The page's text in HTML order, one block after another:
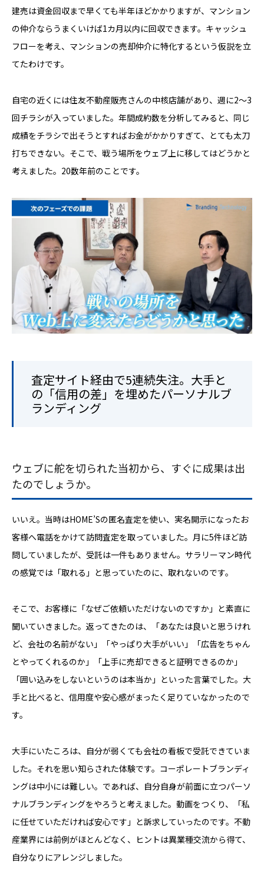
建売は資金回収まで早くても半年ほどかかりますが、マンション
の仲介ならうまくいけば1カ月以内に回収できます。キャッシュ
フローを考え、マンションの売却仲介に特化するという仮説を立
てたわけです。
自宅の近くには住友不動産販売さんの中核店舗があり、週に2〜3
回チラシが入っていました。年間成約数を分析してみると、同じ
成績をチラシで出そうとすればお金がかかりすぎて、とても太刀
打ちできない。そこで、戦う場所をウェブ上に移してはどうかと
考えました。20数年前のことです。
査定サイト経由で5連続失注。大手と
の「信用の差」を埋めたパーソナルブ
ランディング
ウェブに舵を切られた当初から、すぐに成果は出
たのでしょうか。
いいえ。当時はHOME’Sの匿名査定を使い、実名開示になったお
客様へ電話をかけて訪問査定を取っていました。月に5件ほど訪
問していましたが、受託は一件もありません。サラリーマン時代
の感覚では「取れる」と思っていたのに、取れないのです。
そこで、お客様に「なぜご依頼いただけないのですか」と素直に
聞いていきました。返ってきたのは、「あなたは良いと思うけれ
ど、会社の名前がない」「やっぱり大手がいい」「広告をちゃん
とやってくれるのか」「上手に売却できると証明できるのか」
「囲い込みをしないというのは本当か」といった言葉でした。大
手と比べると、信用度や安心感がまったく足りていなかったので
す。
大手にいたころは、自分が弱くても会社の看板で受託できていま
した。それを思い知らされた体験です。コーポレートブランディ
ングは中小には難しい。であれば、自分自身が前面に立つパーソ
ナルブランディングをやろうと考えました。動画をつくり、「私
に任せていただければ安心です」と訴求していったのです。不動
産業界には前例がほとんどなく、ヒントは異業種交流から得て、
自分なりにアレンジしました。